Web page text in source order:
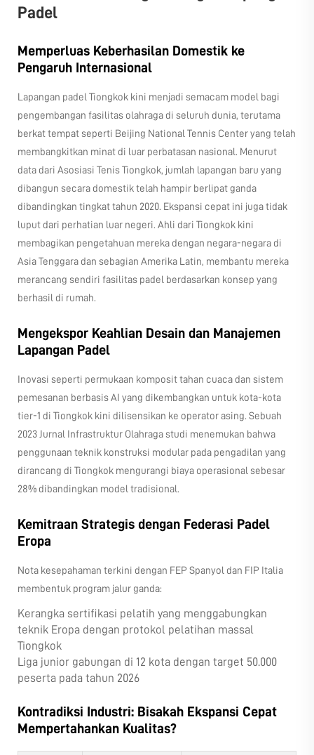
Padel
Memperluas Keberhasilan Domestik ke
Pengaruh Internasional
Lapangan padel Tiongkok kini menjadi semacam model bagi
pengembangan fasilitas olahraga di seluruh dunia, terutama
berkat tempat seperti Beijing National Tennis Center yang telah
membangkitkan minat di luar perbatasan nasional. Menurut
data dari Asosiasi Tenis Tiongkok, jumlah lapangan baru yang
dibangun secara domestik telah hampir berlipat ganda
dibandingkan tingkat tahun 2020. Ekspansi cepat ini juga tidak
luput dari perhatian luar negeri. Ahli dari Tiongkok kini
membagikan pengetahuan mereka dengan negara-negara di
Asia Tenggara dan sebagian Amerika Latin, membantu mereka
merancang sendiri fasilitas padel berdasarkan konsep yang
berhasil di rumah.
Mengekspor Keahlian Desain dan Manajemen
Lapangan Padel
Inovasi seperti permukaan komposit tahan cuaca dan sistem
pemesanan berbasis AI yang dikembangkan untuk kota-kota
tier-1 di Tiongkok kini dilisensikan ke operator asing. Sebuah
2023 Jurnal Infrastruktur Olahraga studi menemukan bahwa
penggunaan teknik konstruksi modular pada pengadilan yang
dirancang di Tiongkok mengurangi biaya operasional sebesar
28% dibandingkan model tradisional.
Kemitraan Strategis dengan Federasi Padel
Eropa
Nota kesepahaman terkini dengan FEP Spanyol dan FIP Italia
membentuk program jalur ganda:
Kerangka sertifikasi pelatih yang menggabungkan
teknik Eropa dengan protokol pelatihan massal
Tiongkok
Liga junior gabungan di 12 kota dengan target 50.000
peserta pada tahun 2026
Kontradiksi Industri: Bisakah Ekspansi Cepat
Mempertahankan Kualitas?